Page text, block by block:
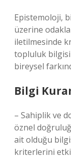
Epistemoloji,
üzerine
iletilmesinde
topluluk
bireysel
Bilgi
– Sahiplik ve
öznel
ait olduğu
kriterlerini